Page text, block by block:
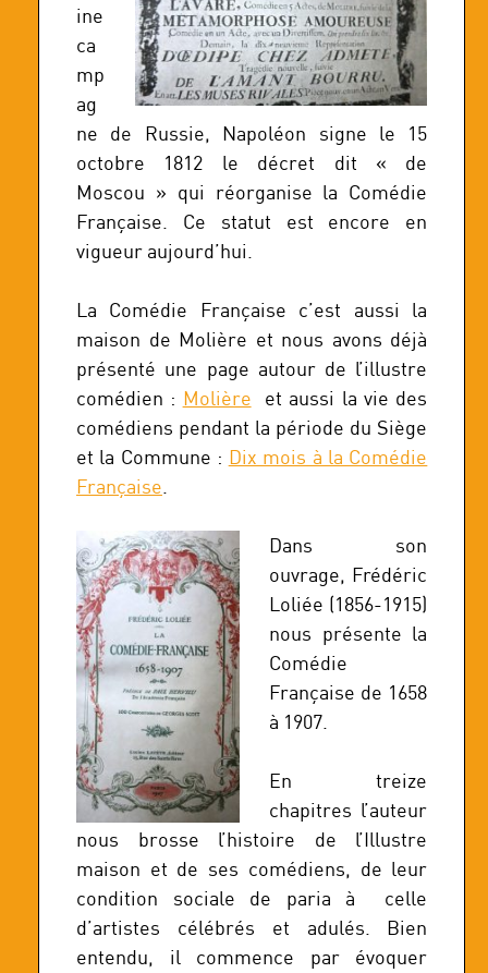
ine
ca
mp
ag
ne de Russie, Napoléon signe le 15
octobre 1812 le décret dit « de
Moscou » qui réorganise la Comédie
Française. Ce statut est encore en
vigueur aujourd’hui.
La Comédie Française c’est aussi la
maison de Molière et nous avons déjà
présenté une page autour de l’illustre
comédien : Molière et aussi la vie des
comédiens pendant la période du Siège
et la Commune : Dix mois à la Comédie
Française.
Dans son
ouvrage, Frédéric
Loliée (1856-1915)
nous présente la
Comédie
Française de 1658
à 1907.
En treize
chapitres l’auteur
nous brosse l’histoire de l’Illustre
maison et de ses comédiens, de leur
condition sociale de paria à celle
d’artistes célébrés et adulés. Bien
entendu, il commence par évoquer